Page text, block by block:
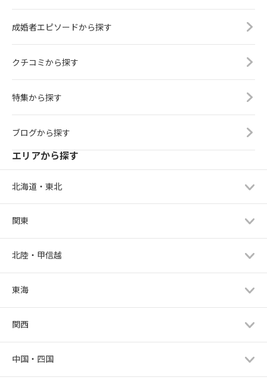
成婚者エピソードから探す
クチコミから探す
特集から探す
ブログから探す
エリアから探す
北海道・東北
関東
北陸・甲信越
東海
関西
中国・四国